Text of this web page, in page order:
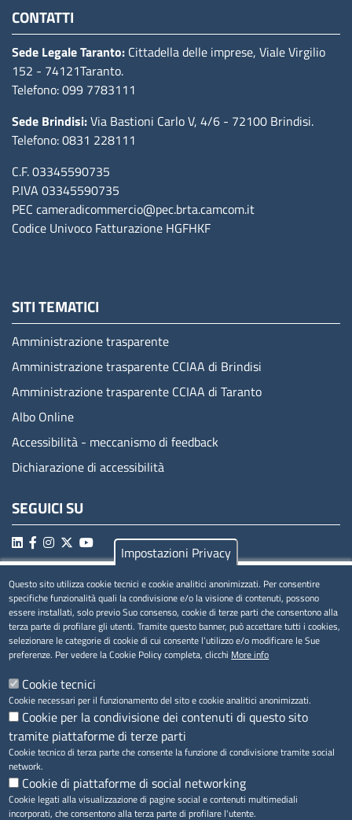
CONTATTI
Sede Legale Taranto: Cittadella delle imprese, Viale Virgilio
152 - 74121Taranto.
Telefono: 099 7783111
Sede Brindisi:Via Bastioni Carlo V, 4/6 - 72100 Brindisi.
Telefono: 0831 228111
C.F. 03345590735
P.IVA 03345590735
PEC cameradicommercio@pec.brta.camcom.it
Codice Univoco Fatturazione HGFHKF
SITI TEMATICI
Amministrazione trasparente
Amministrazione trasparente CCIAA di Brindisi
Amministrazione trasparente CCIAA di Taranto
Albo Online
Accessibilità - meccanismo di feedback
Dichiarazione di accessibilità
SEGUICI SU
MENÚ PRIVACY
Privacy
Cookie
Note legali
Accesso riservato
Impostazioni Privacy
Questo sito utilizza cookie tecnici e cookie analitici anonimizzati. Per consentire
specifiche funzionalità quali la condivisione e/o la visione di contenuti, possono
essere installati, solo previo Suo consenso, cookie di terze parti che consentono alla
terza parte di profilare gli utenti. Tramite questo banner, può accettare tutti i cookies,
selezionare le categorie di cookie di cui consente l’utilizzo e/o modificare le Sue
preferenze. Per vedere la Cookie Policy completa, clicchi More info
Cookie tecnici
Cookie necessari per il funzionamento del sito e cookie analitici anonimizzati.
Cookie per la condivisione dei contenuti di questo sito
tramite piattaforme di terze parti
Cookie tecnico di terza parte che consente la funzione di condivisione tramite social
network.
Cookie di piattaforme di social networking
Cookie legati alla visualizzazione di pagine social e contenuti multimediali
incorporati, che consentono alla terza parte di profilare l'utente.